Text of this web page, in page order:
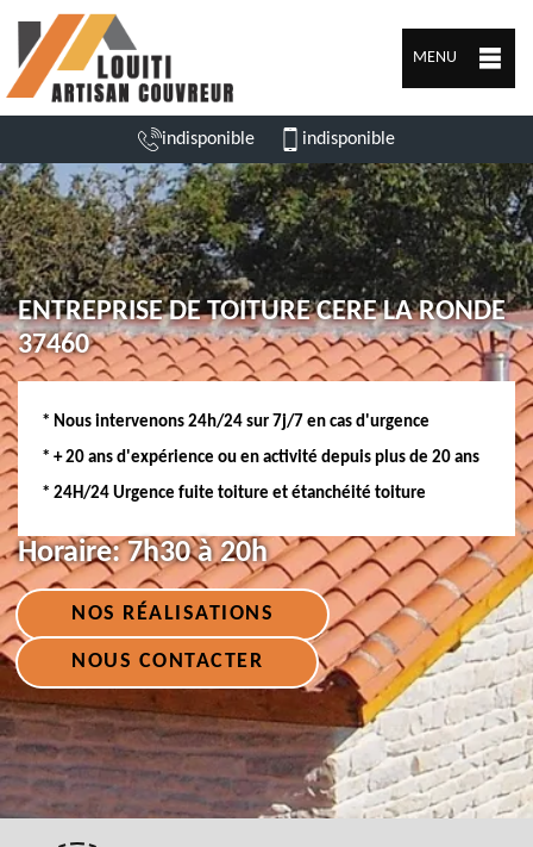
MENU
indisponible indisponible
ENTREPRISE DE TOITURE CERE LA RONDE
37460
* Nous intervenons 24h/24 sur 7j/7 en cas d'urgence
* + 20 ans d'expérience ou en activité depuis plus de 20 ans
* 24H/24 Urgence fuite toiture et étanchéité toiture
Horaire:7h30 à 20h
NOS RÉALISATIONS
NOUS CONTACTER